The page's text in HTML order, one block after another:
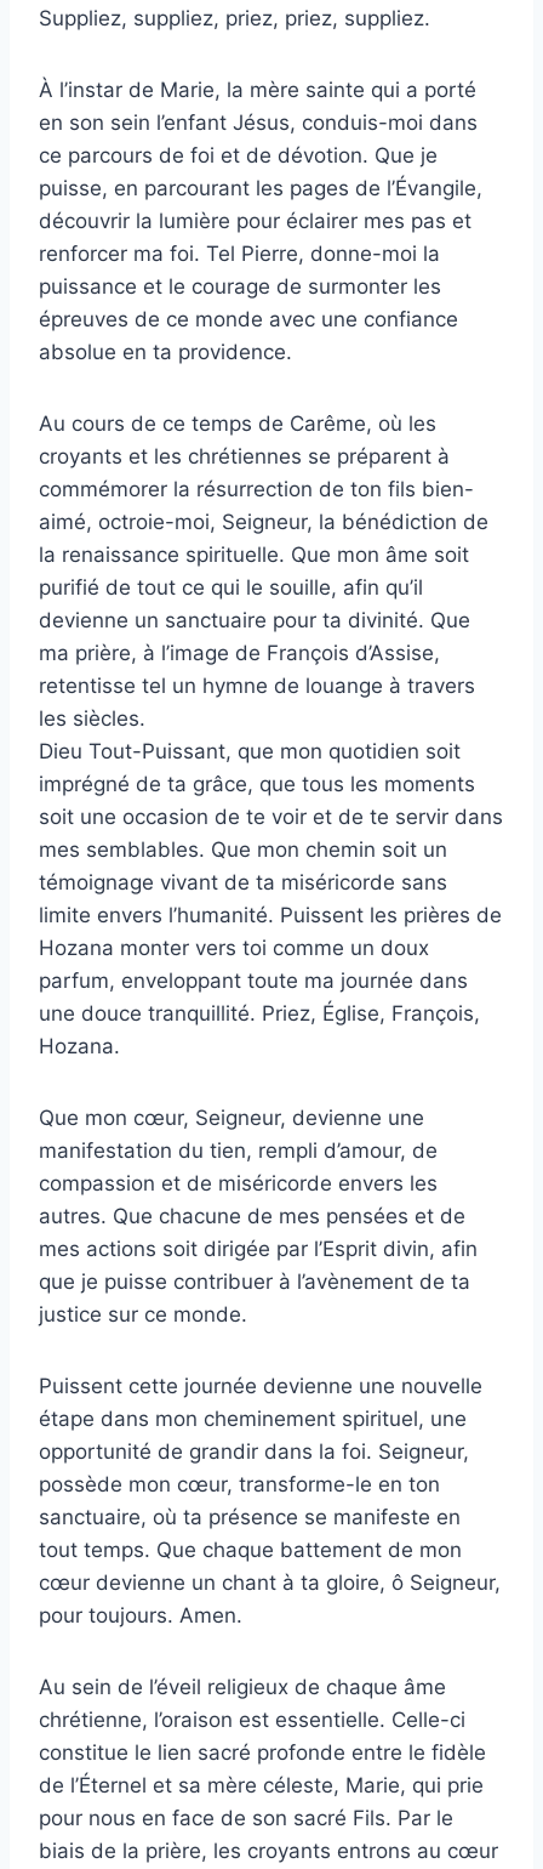
Suppliez, suppliez, priez, priez, suppliez.
À l’instar de Marie, la mère sainte qui a porté
en son sein l’enfant Jésus, conduis-moi dans
ce parcours de foi et de dévotion. Que je
puisse, en parcourant les pages de l’Évangile,
découvrir la lumière pour éclairer mes pas et
renforcer ma foi. Tel Pierre, donne-moi la
puissance et le courage de surmonter les
épreuves de ce monde avec une confiance
absolue en ta providence.
Au cours de ce temps de Carême, où les
croyants et les chrétiennes se préparent à
commémorer la résurrection de ton fils bien-
aimé, octroie-moi, Seigneur, la bénédiction de
la renaissance spirituelle. Que mon âme soit
purifié de tout ce qui le souille, afin qu’il
devienne un sanctuaire pour ta divinité. Que
ma prière, à l’image de François d’Assise,
retentisse tel un hymne de louange à travers
les siècles.
Dieu Tout-Puissant, que mon quotidien soit
imprégné de ta grâce, que tous les moments
soit une occasion de te voir et de te servir dans
mes semblables. Que mon chemin soit un
témoignage vivant de ta miséricorde sans
limite envers l’humanité. Puissent les prières de
Hozana monter vers toi comme un doux
parfum, enveloppant toute ma journée dans
une douce tranquillité. Priez, Église, François,
Hozana.
Que mon cœur, Seigneur, devienne une
manifestation du tien, rempli d’amour, de
compassion et de miséricorde envers les
autres. Que chacune de mes pensées et de
mes actions soit dirigée par l’Esprit divin, afin
que je puisse contribuer à l’avènement de ta
justice sur ce monde.
Puissent cette journée devienne une nouvelle
étape dans mon cheminement spirituel, une
opportunité de grandir dans la foi. Seigneur,
possède mon cœur, transforme-le en ton
sanctuaire, où ta présence se manifeste en
tout temps. Que chaque battement de mon
cœur devienne un chant à ta gloire, ô Seigneur,
pour toujours. Amen.
Au sein de l’éveil religieux de chaque âme
chrétienne, l’oraison est essentielle. Celle-ci
constitue le lien sacré profonde entre le fidèle
de l’Éternel et sa mère céleste, Marie, qui prie
pour nous en face de son sacré Fils. Par le
biais de la prière, les croyants entrons au cœur